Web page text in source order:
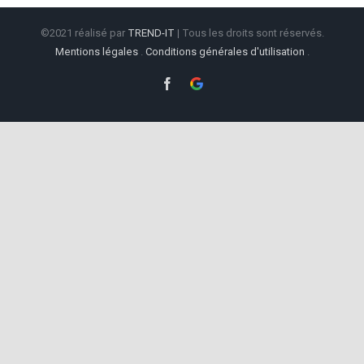
©2021 réalisé par TREND-IT | Tous les droits sont réservés.
Mentions légales. Conditions générales d'utilisation .
Facebook
Google